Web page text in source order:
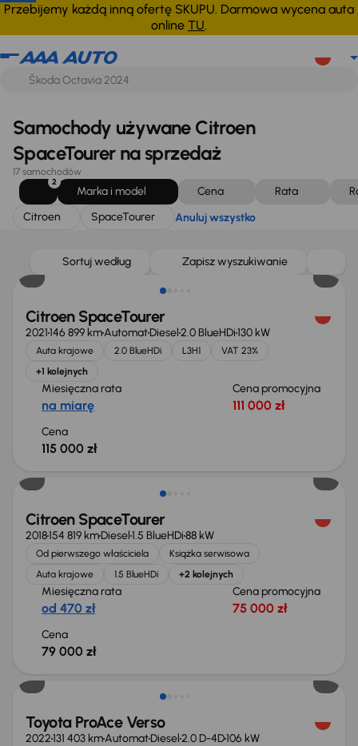
Przebijemy każdą inną ofertę SKUPU. Darmowa wycena auta
online TU.
Citroen SpaceTourer Anuluj wszystko
Samochody używane Citroen
SpaceTourer na sprzedaż
17 samochodów
2
Marka i model Cena Rata
Citroen
SpaceTourer Anuluj wszystko
Sortuj według Zapisz wyszukiwanie
Możliwość odliczenia VAT
Citroen SpaceTourer
2021146 899 kmAutomatDiesel2.0 BlueHDi130 kW
Auta krajowe 2.0 BlueHDi L3H1
VAT 23%
+1 kolejnych
Miesięczna rata
na miarę
Cena promocyjna
111 000 zł
Cena
115 000 zł
Citroen SpaceTourer
2018154 819 kmDiesel1.5 BlueHDi88 kW
Od pierwszego właściciela
Książka serwisowa
Auta krajowe
1.5 BlueHDi +2 kolejnych
Miesięczna rata
od 470 zł
Cena promocyjna
75 000 zł
Cena
79 000 zł
Toyota ProAce Verso
2022131 403 kmAutomatDiesel2.0 D-4D106 kW